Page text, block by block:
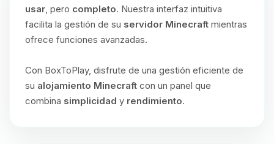
usar, pero completo. Nuestra interfaz intuitiva
facilita la gestión de su servidor Minecraft mientras
ofrece funciones avanzadas.
Con BoxToPlay, disfrute de una gestión eficiente de
su alojamiento Minecraft con un panel que
combina simplicidad y rendimiento.